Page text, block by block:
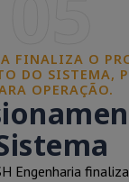
FINALIZA O
DO SISTEMA,
OPERAÇÃO.
Engenharia